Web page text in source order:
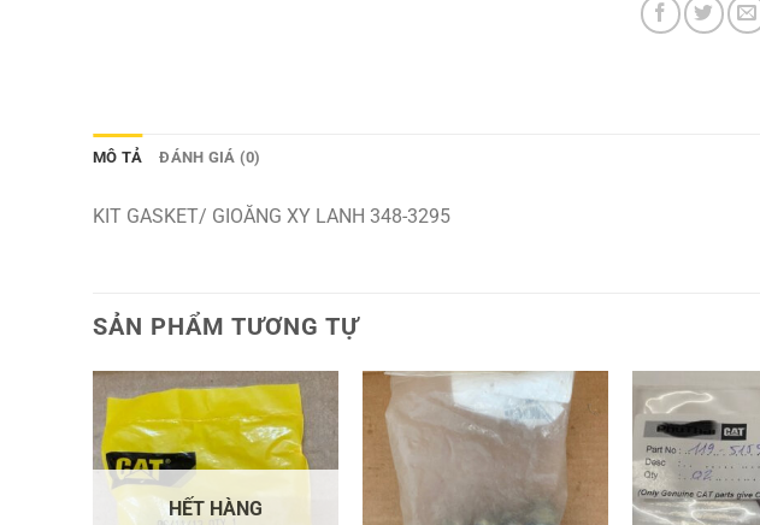
MÔ TẢ ĐÁNH GIÁ (0)
KIT GASKET/ GIOĂNG XY LANH 348-3295
SẢN PHẨM TƯƠNG TỰ
HẾT HÀNG